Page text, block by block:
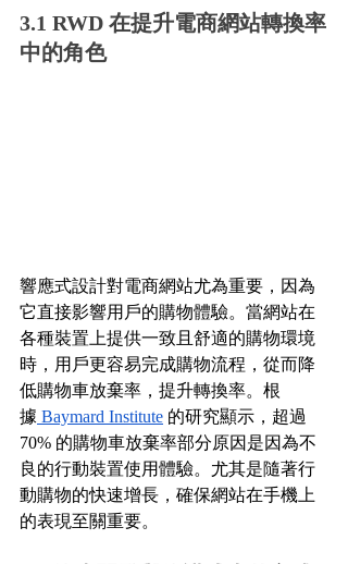
3.1 RWD 在提升電商網站轉換率
中的角色
響應式設計對電商網站尤為重要，因為
它直接影響用戶的購物體驗。當網站在
各種裝置上提供一致且舒適的購物環境
時，用戶更容易完成購物流程，從而降
低購物車放棄率，提升轉換率。根
據 Baymard Institute 的研究顯示，超過
70% 的購物車放棄率部分原因是因為不
良的行動裝置使用體驗。尤其是隨著行
動購物的快速增長，確保網站在手機上
的表現至關重要。